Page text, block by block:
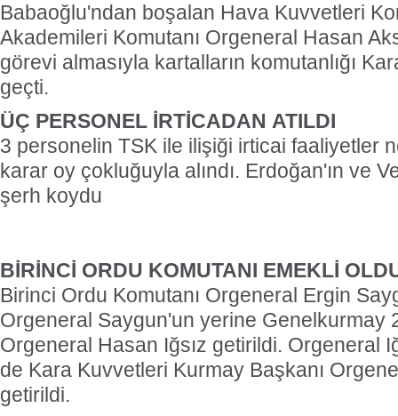
Babaoğlu'ndan boşalan Hava Kuvvetleri
Akademileri Komutanı Orgeneral Hasan
görevi almasıyla kartalların komutanlığı
geçti.
ÜÇ PERSONEL İRTİCADAN ATILDI
3 personelin TSK ile ilişiği irticai faaliyetler
karar oy çokluğuyla alındı. Erdoğan'ın ve
şerh koydu
BİRİNCİ ORDU KOMUTANI EMEKLİ
Birinci Ordu Komutanı Orgeneral Ergin
Orgeneral Saygun'un yerine Genelkurmay
Orgeneral Hasan Iğsız getirildi. Orgeneral
de Kara Kuvvetleri Kurmay Başkanı
getirildi.